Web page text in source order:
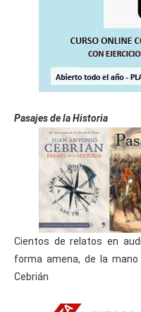
Pasajes de la Historia
Cientos de relatos en
forma amena, de la
Cebrián